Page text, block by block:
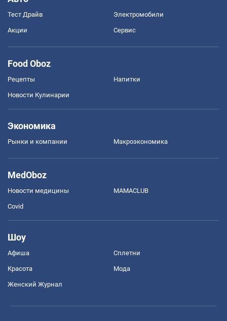
Тест Драйв Электромобили
Акции Сервис
Food Oboz
Рецепты Напитки
Новости Кулинарии
Экономика
Рынки и компании Mакроэкономика
MedOboz
Новости медицины MAMACLUB
Covid
Шоу
Афиша Сплетни
Красота Мода
Женский Журнал